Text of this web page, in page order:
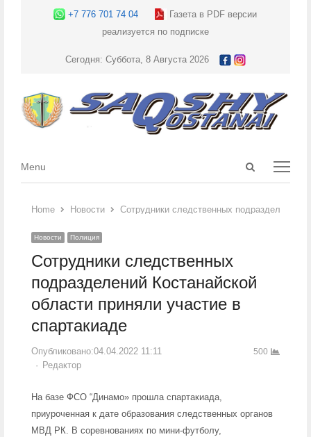
+7 776 701 74 04
Газета в PDF версии
реализуется по подписке
Сегодня: Суббота, 8 Августа 2026
Open
Menu
Menu
Home Новости Сотрудники следственных подразделений
Новости Полиция
Сотрудники следственных
подразделений Костанайской
области приняли участие в
спартакиаде
Опубликовано:04.04.2022 11:11
Author
Редактор
500
На базе ФСО “Динамо» прошла спартакиада,
приуроченная к дате образования следственных органов
МВД РК. В соревнованиях по мини-футболу,